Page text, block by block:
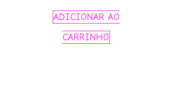
ADICIONAR AO
CARRINHO